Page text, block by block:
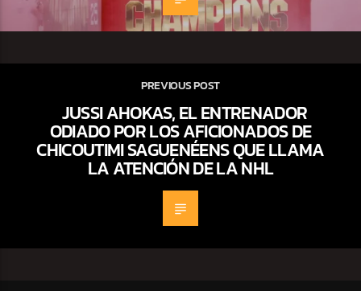
PREVIOUS POST
JUSSI AHOKAS, EL ENTRENADOR
ODIADO POR LOS AFICIONADOS DE
CHICOUTIMI SAGUENÉENS QUE LLAMA
LA ATENCIÓN DE LA NHL